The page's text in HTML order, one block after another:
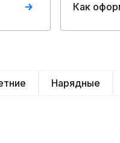
Как
Нарядные